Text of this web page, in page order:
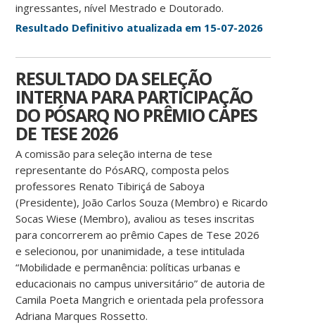
ingressantes, nível Mestrado e Doutorado.
Resultado Definitivo atualizada em 15-07-2026
RESULTADO DA SELEÇÃO
INTERNA PARA PARTICIPAÇÃO
DO PÓSARQ NO PRÊMIO CAPES
DE TESE 2026
A comissão para seleção interna de tese
representante do PósARQ, composta pelos
professores Renato Tibiriçá de Saboya
(Presidente), João Carlos Souza (Membro) e Ricardo
Socas Wiese (Membro), avaliou as teses inscritas
para concorrerem ao prêmio Capes de Tese 2026
e selecionou, por unanimidade, a tese intitulada
“Mobilidade e permanência: políticas urbanas e
educacionais no campus universitário” de autoria de
Camila Poeta Mangrich e orientada pela professora
Adriana Marques Rossetto.